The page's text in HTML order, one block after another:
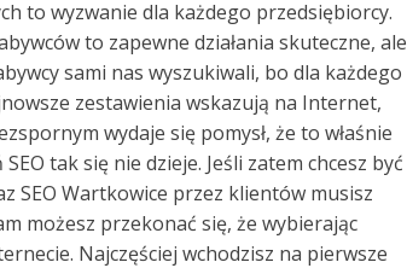
to wyzwanie dla każdego przedsiębiorcy.
to zapewne działania skuteczne, ale
sami nas wyszukiwali, bo dla każdego
zestawienia wskazują na Internet,
wydaje się pomysł, że to właśnie
tak się nie dzieje. Jeśli zatem chcesz być
SEO Wartkowice przez klientów musisz
możesz przekonać się, że wybierając
Najczęściej wchodzisz na pierwsze